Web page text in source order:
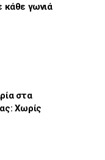
κάθε γωνιά
στα
Χωρίς